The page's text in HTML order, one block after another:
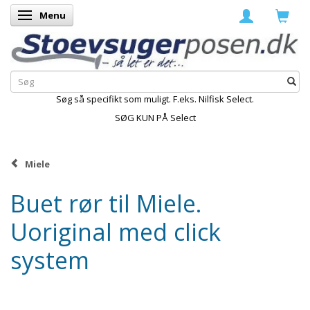
Skifte navigation
Menu
Søg så specifikt som muligt. F.eks. Nilfisk Select.
SØG KUN PÅ Select
Miele
Buet rør til Miele.
Uoriginal med click
system